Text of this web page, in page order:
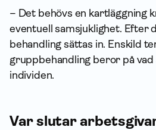
– Det behövs en kartläggning
eventuell samsjuklighet. Efter
behandling sättas in. Enskild
gruppbehandling beror på
individen.
Var slutar